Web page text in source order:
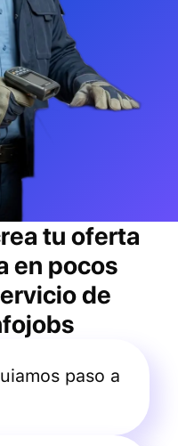
tu oferta
en pocos
de
paso a